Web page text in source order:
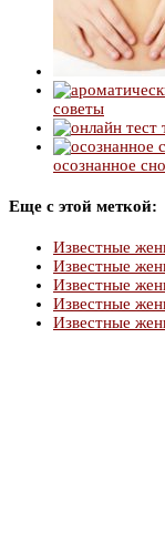
советы
осознанное
Еще с этой меткой:
Известные
Известные
Известные
Известные
Известные